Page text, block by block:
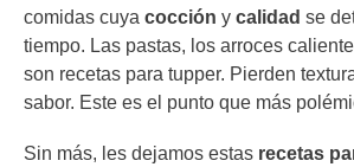
comidas cuya cocción y calidad se
tiempo. Las pastas, los arroces
son recetas para tupper. Pierden
sabor. Este es el punto que más
Sin más, les dejamos estas recetas